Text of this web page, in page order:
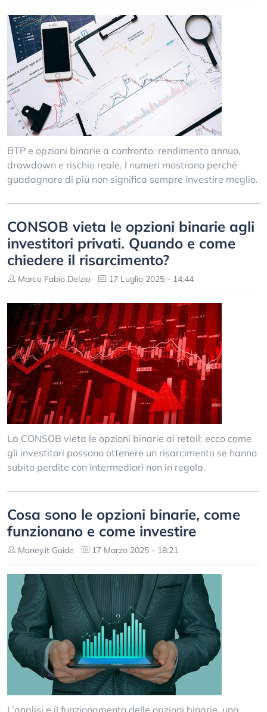
BTP e opzioni binarie a confronto: rendimento annuo,
drawdown e rischio reale. I numeri mostrano perché
guadagnare di più non significa sempre investire meglio.
CONSOB vieta le opzioni binarie agli
investitori privati. Quando e come
chiedere il risarcimento?
Marco Fabio Delzio 17 Luglio 2025 - 14:44
La CONSOB vieta le opzioni binarie ai retail: ecco come
gli investitori possono ottenere un risarcimento se hanno
subito perdite con intermediari non in regola.
Cosa sono le opzioni binarie, come
funzionano e come investire
Money.it Guide 17 Marzo 2025 - 18:21
L’analisi e il funzionamento delle opzioni binarie, uno